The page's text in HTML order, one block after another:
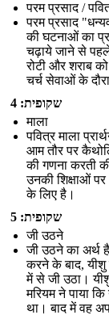
परम प्रसाद /
परम प्रसाद
की घटनाओं का
चढ़ाये जाने से
रोटी और शराब
चर्च सेवाओं के
שקופית: 4
माला
पवित्र माला
आम तौर पर
की गणना करती
उनकी शिक्षाओं
के लिए है।
שקופית: 5
जी उठने
जी उठने का अर्थ
करने के बाद, यीशु
में से जी उठा।
मरियम ने पाया
था। बाद में वह